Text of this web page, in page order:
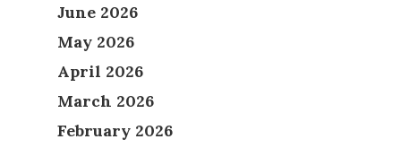
June 2026
May 2026
April 2026
March 2026
February 2026